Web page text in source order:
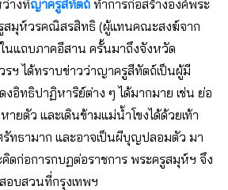
างที่ญาครูสีทัตถ์ ทําการก่อสร้างองค์พระ
สมุห์วรคณิสรสิทธิ (ผู้แทนคณะสงฆ์จาก
นแถบภาคอีสาน ครั้นมาถึงจังหวัด
ฯ ได้ทราบข่าวว่าญาครูสีทัตถ์เป็นผู้มี
อิทธิปาฏิหาริย์ต่าง ๆ ได้มากมาย เช่น ย่อ
ยตัว และเดินข้ามแม่น้ำโขงได้ด้วยเท้า
รัทธามาก และอาจเป็นผีบุญปลอมตัว มา
ดก่อการกบฏต่อราชการ พระครูสมุห์ฯ จึง
อบสวนที่กรุงเทพฯ